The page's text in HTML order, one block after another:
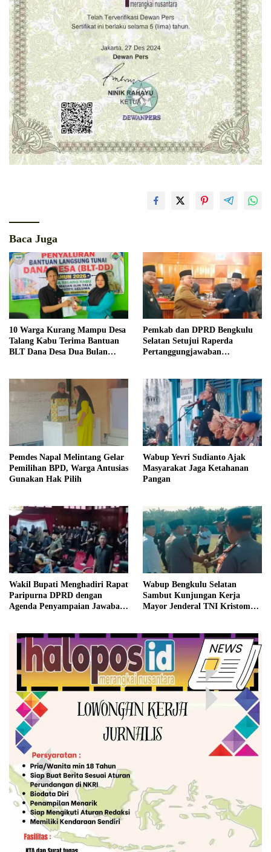
Baca Juga
10 Warga Kurang Mampu Desa
Talang Kabu Terima Bantuan
BLT Dana Desa Dua Bulan
Pemkab dan DPRD Bengkulu
Selatan Setujui Raperda
Pertanggungjawaban
Pemdes Napal Melintang Gelar
Pemilihan BPD, Warga Antusias
Gunakan Hak Pilih
Wabup Yevri Sudianto Ajak
Masyarakat Jaga Ketahanan
Pangan
Wakil Bupati Menghadiri Rapat
Paripurna DPRD dengan
Agenda Penyampaian Jawaban
Wabup Bengkulu Selatan
Sambut Kunjungan Kerja
Mayor Jenderal TNI Kristomei